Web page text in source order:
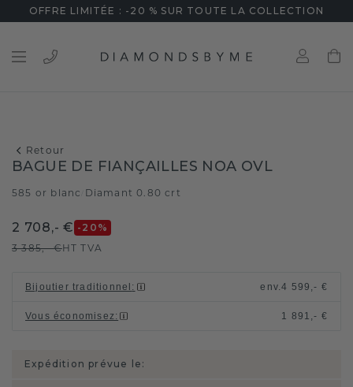
OFFRE LIMITÉE : -20 % SUR TOUTE LA COLLECTION
Retour
BAGUE DE FIANÇAILLES NOA OVL
585 or blanc Diamant 0.80 crt
2 708,- € -20 %
3 385,- €HT TVA
Bijoutier traditionnel : env.4 599,- €
Vous économisez: 1 891,- €
Expédition prévue le: